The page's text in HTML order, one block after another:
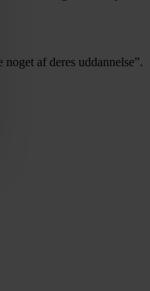
af deres uddannelse”.